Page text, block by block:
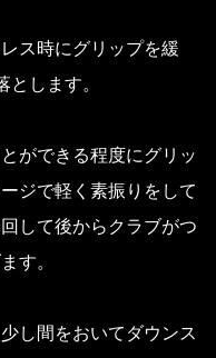
ス時にグリップを緩
します。
ができる程度にグリッ
ジで軽く素振りをして
して後からクラブがつ
す。
し間をおいてダウンス